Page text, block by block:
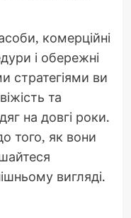
комерційні
і обережні
стратегіями ви
та
на довгі роки.
того, як вони
вигляді.